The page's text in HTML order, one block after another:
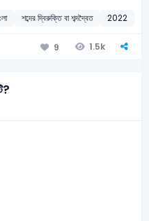
শব্দের দ্বিরুক্তি বা শব্দদ্বৈত 2022
9 1.5k